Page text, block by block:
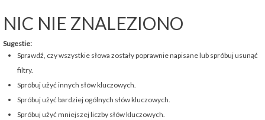
NIC NIE ZNALEZIONO
Sugestie:
Sprawdź, czy wszystkie słowa zostały poprawnie napisane lub spróbuj usunąć
filtry.
Spróbuj użyć innych słów kluczowych.
Spróbuj użyć bardziej ogólnych słów kluczowych.
Spróbuj użyć mniejszej liczby słów kluczowych.